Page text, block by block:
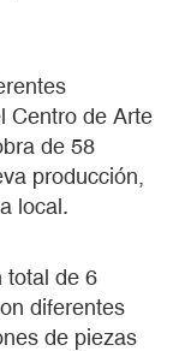
Centro de Arte
de 58
producción,
local.
total de 6
diferentes
de piezas